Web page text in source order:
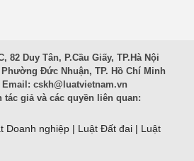
82 Duy Tân, P.Cầu Giấy, TP.Hà Nội
Đức Nhuận, TP. Hồ Chí Minh
Email: cskh@luatvietnam.vn
tác giả và các quyền liên quan:
Doanh nghiệp | Luật Đất đai | Luật